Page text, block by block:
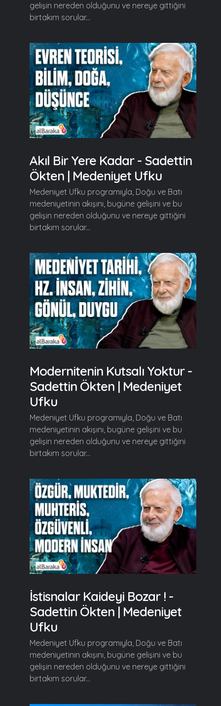
gelişin nereden olduğunu ve nereye gittiğini
birtakım sorular...
Akıl Bir Yere Kadar - Sadettin
Ökten | Medeniyet Ufku
Medeniyet Ufku programıyla, Doğu ve Batı
medeniyetinin akışını, bugüne gelişini ve bu
gelişin nereden olduğunu ve nereye gittiğini
birtakım sorular...
Modernitenin Kutsalı Yoktur -
Sadettin Ökten | Medeniyet
Ufku
Medeniyet Ufku programıyla, Doğu ve Batı
medeniyetinin akışını, bugüne gelişini ve bu
gelişin nereden olduğunu ve nereye gittiğini
birtakım sorular...
İstisnalar Kaideyi Bozar ! -
Sadettin Ökten | Medeniyet
Ufku
Medeniyet Ufku programıyla, Doğu ve Batı
medeniyetinin akışını, bugüne gelişini ve bu
gelişin nereden olduğunu ve nereye gittiğini
birtakım sorular...